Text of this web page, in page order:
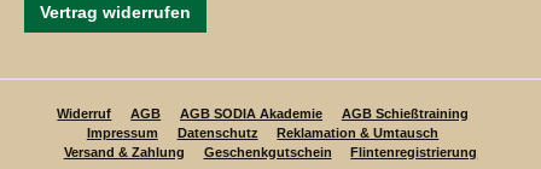
Vertrag widerrufen
Widerruf AGB AGB SODIA Akademie
AGB Schießtraining
Impressum
Datenschutz
Reklamation & Umtausch
Versand & Zahlung
Geschenkgutschein Flintenregistrierung